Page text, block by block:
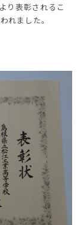
り表彰されるこ
れました。